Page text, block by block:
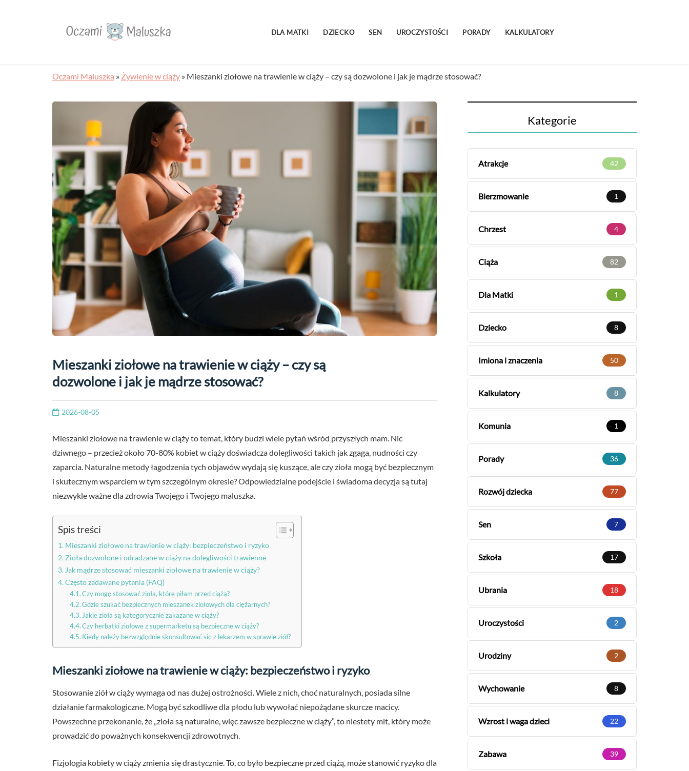
DLA MATKI DZIECKO SEN UROCZYSTOŚCI PORADY KALKULATORY
Oczami Maluszka » Żywienie w ciąży » Mieszanki ziołowe na trawienie w ciąży – czy są dozwolone i jak je mądrze stosować?
Mieszanki ziołowe na trawienie w ciąży – czy są
dozwolone i jak je mądrze stosować?
2026-08-05
Mieszanki ziołowe na trawienie w ciąży to temat, który budzi wiele pytań wśród przyszłych mam. Nic
dziwnego – przecież około 70-80% kobiet w ciąży doświadcza dolegliwości takich jak zgaga, nudności czy
zaparcia. Naturalne metody łagodzenia tych objawów wydają się kuszące, ale czy zioła mogą być bezpiecznym
i skutecznym wsparciem w tym szczególnym okresie? Odpowiedzialne podejście i świadoma decyzja są tutaj
niezwykle ważne dla zdrowia Twojego i Twojego maluszka.
Spis treści
Mieszanki ziołowe na trawienie w ciąży: bezpieczeństwo i ryzyko
Zioła dozwolone i odradzane w ciąży na dolegliwości trawienne
Jak mądrze stosować mieszanki ziołowe na trawienie w ciąży?
Często zadawane pytania (FAQ)
Czy mogę stosować zioła, które piłam przed ciążą?
Gdzie szukać bezpiecznych mieszanek ziołowych dla ciężarnych?
Jakie zioła są kategorycznie zakazane w ciąży?
Czy herbatki ziołowe z supermarketu są bezpieczne w ciąży?
Kiedy należy bezwzględnie skonsultować się z lekarzem w sprawie ziół?
Mieszanki ziołowe na trawienie w ciąży: bezpieczeństwo i ryzyko
Stosowanie ziół w ciąży wymaga od nas dużej ostrożności. Wiele z nich, choć naturalnych, posiada silne
działanie farmakologiczne. Mogą być szkodliwe dla płodu lub wywołać niepożądane skurcze macicy.
Powszechne przekonanie, że „zioła są naturalne, więc zawsze bezpieczne w ciąży”, to niestety mit, który może
prowadzić do poważnych konsekwencji zdrowotnych.
Fizjologia kobiety w ciąży zmienia się drastycznie. To, co było bezpieczne przed ciążą, może stanowić ryzyko dla
Kategorie
Atrakcje 42
Bierzmowanie 1
Chrzest 4
Ciąża 82
Dla Matki 1
Dziecko 8
Imiona i znaczenia 50
Kalkulatory 8
Komunia 1
Porady 36
Rozwój dziecka 77
Sen 7
Szkoła 17
Ubrania 18
Uroczystości 2
Urodziny 2
Wychowanie 8
Wzrost i waga dzieci 22
Zabawa 39